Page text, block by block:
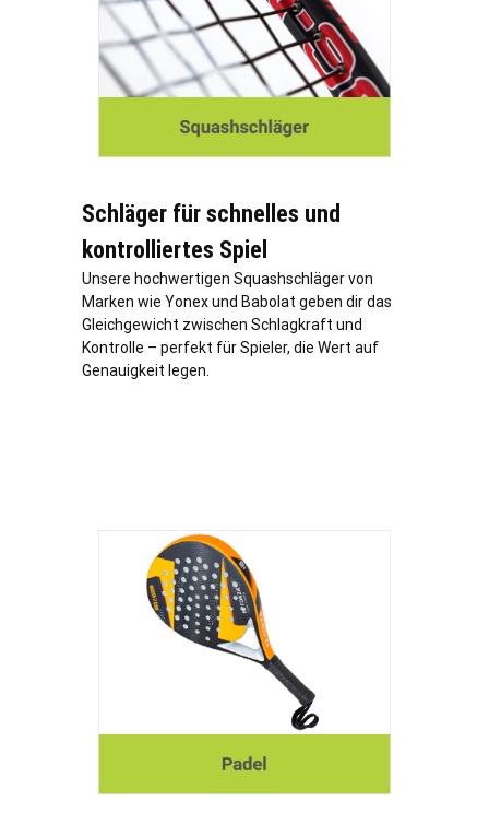
Schläger für schnelles und
kontrolliertes Spiel
Unsere hochwertigen Squashschläger von
Marken wie Yonex und Babolat geben dir das
Gleichgewicht zwischen Schlagkraft und
Kontrolle – perfekt für Spieler, die Wert auf
Genauigkeit legen.